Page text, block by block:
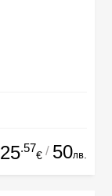
25.57
€ / 50лв.